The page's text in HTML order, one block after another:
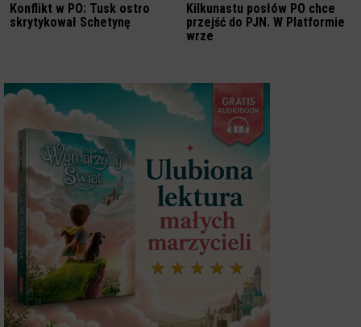
Konflikt w PO: Tusk ostro
skrytykował Schetynę
Kilkunastu posłów PO chce
przejść do PJN. W Platformie
wrze